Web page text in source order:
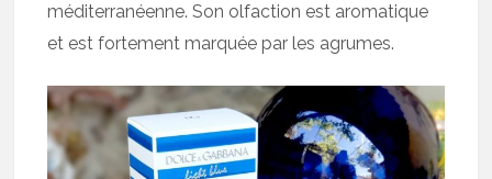
méditerranéenne. Son olfaction est aromatique
et est fortement marquée par les agrumes.